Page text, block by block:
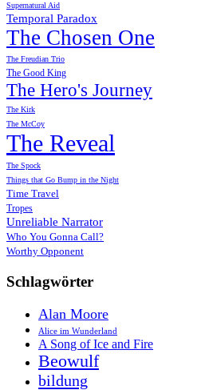
Supernatural Aid
Temporal Paradox
The Chosen One
The Freudian Trio
The Good King
The Hero's Journey
The Kirk
The McCoy
The Reveal
The Spock
Things that Go Bump in the Night
Time Travel
Tropes
Unreliable Narrator
Who You Gonna Call?
Worthy Opponent
Schlagwörter
Alan Moore
Alice im Wunderland
A Song of Ice and Fire
Beowulf
bildung